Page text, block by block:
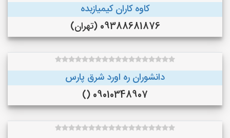
کاوه کاران کیمیازبده
09388681876 (تهران)
دانشوران ره اورد شرق پارس
09010348907 ()